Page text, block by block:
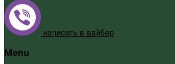
написать в вайбер
Menu